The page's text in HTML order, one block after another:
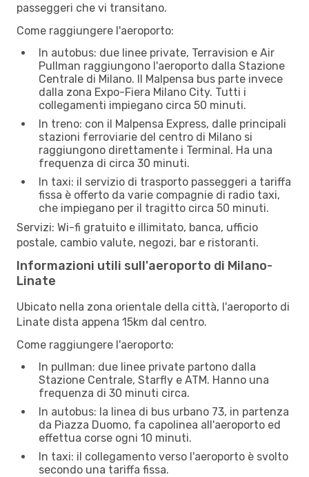
passeggeri che vi transitano.
Come raggiungere l'aeroporto:
In autobus: due linee private, Terravision e Air
Pullman raggiungono l'aeroporto dalla Stazione
Centrale di Milano. Il Malpensa bus parte invece
dalla zona Expo-Fiera Milano City. Tutti i
collegamenti impiegano circa 50 minuti.
In treno: con il Malpensa Express, dalle principali
stazioni ferroviarie del centro di Milano si
raggiungono direttamente i Terminal. Ha una
frequenza di circa 30 minuti.
In taxi: il servizio di trasporto passeggeri a tariffa
fissa è offerto da varie compagnie di radio taxi,
che impiegano per il tragitto circa 50 minuti.
Servizi: Wi-fi gratuito e illimitato, banca, ufficio
postale, cambio valute, negozi, bar e ristoranti.
Informazioni utili sull'aeroporto di Milano-
Linate
Ubicato nella zona orientale della città, l'aeroporto di
Linate dista appena 15km dal centro.
Come raggiungere l'aeroporto:
In pullman: due linee private partono dalla
Stazione Centrale, Starfly e ATM. Hanno una
frequenza di 30 minuti circa.
In autobus: la linea di bus urbano 73, in partenza
da Piazza Duomo, fa capolinea all'aeroporto ed
effettua corse ogni 10 minuti.
In taxi: il collegamento verso l'aeroporto è svolto
secondo una tariffa fissa.